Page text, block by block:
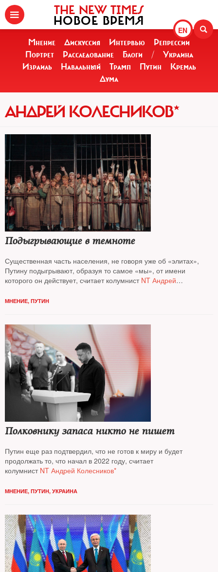
EN
THE NEW TIMES
НОВОЕ ВРЕМЯ
Мнение Дискуссия Интервью
Репрессии
Портрет
Расследование Блоги /
Украина
Израиль
Навальный Трамп Путин
Кремль
Дума
АНДРЕЙ КОЛЕСНИКОВ*
Подыгрывающие в темноте
Существенная часть населения, не говоря уже об «элитах»,
Путину подыгрывают, образуя то самое «мы», от имени
которого он действует, считает колумнистNT Андрей
МНЕНИЕ, ПУТИН
Полковнику запаса никто не пишет
Путин еще раз подтвердил, что не готов к миру и будет
продолжать то, что начал в 2022 году, считает
колумнистNT Андрей Колесников*
МНЕНИЕ, ПУТИН, УКРАИНА